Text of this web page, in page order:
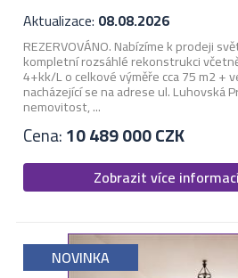
Aktualizace: 08.08.2026
REZERVOVÁNO. Nabízíme k prodeji
kompletní rozsáhlé rekonstrukci
4+kk/L o celkové výměře cca 75 m2 +
nacházející se na adrese ul. Luhovská
nemovitost, ...
Cena:10 489 000 CZK
Zobrazit více
NOVINKA